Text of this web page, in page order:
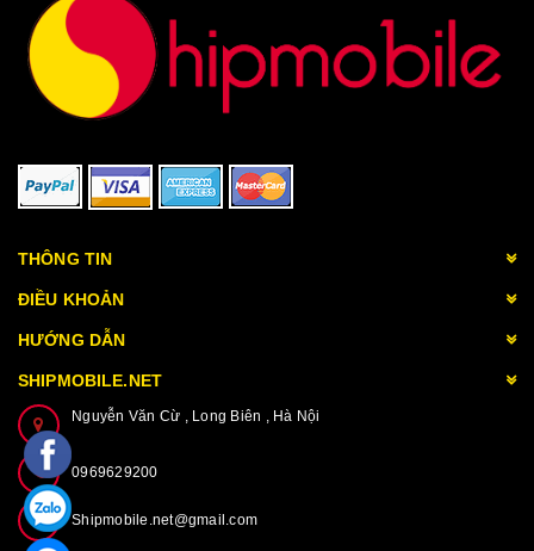
THÔNG TIN
ĐIỀU KHOẢN
HƯỚNG DẪN
SHIPMOBILE.NET
Nguyễn Văn Cừ , Long Biên , Hà Nội
0969629200
Shipmobile.net@gmail.com